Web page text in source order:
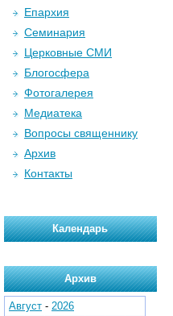
Епархия
Семинария
Церковные СМИ
Блогосфера
Фотогалерея
Медиатека
Вопросы священнику
Архив
Контакты
Календарь
Архив
Август - 2026